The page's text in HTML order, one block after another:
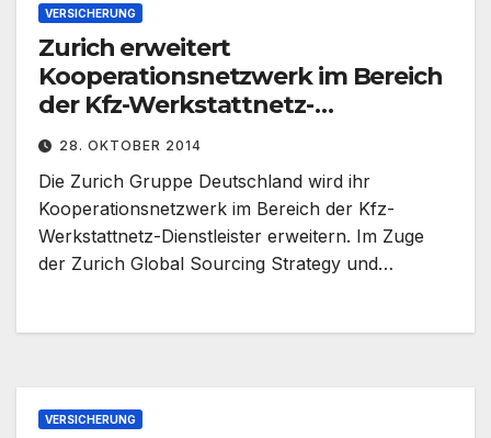
VERSICHERUNG
Zurich erweitert
Kooperationsnetzwerk im Bereich
der Kfz-Werkstattnetz-
Dienstleister
28. OKTOBER 2014
Die Zurich Gruppe Deutschland wird ihr
Kooperationsnetzwerk im Bereich der Kfz-
Werkstattnetz-Dienstleister erweitern. Im Zuge
der Zurich Global Sourcing Strategy und…
VERSICHERUNG